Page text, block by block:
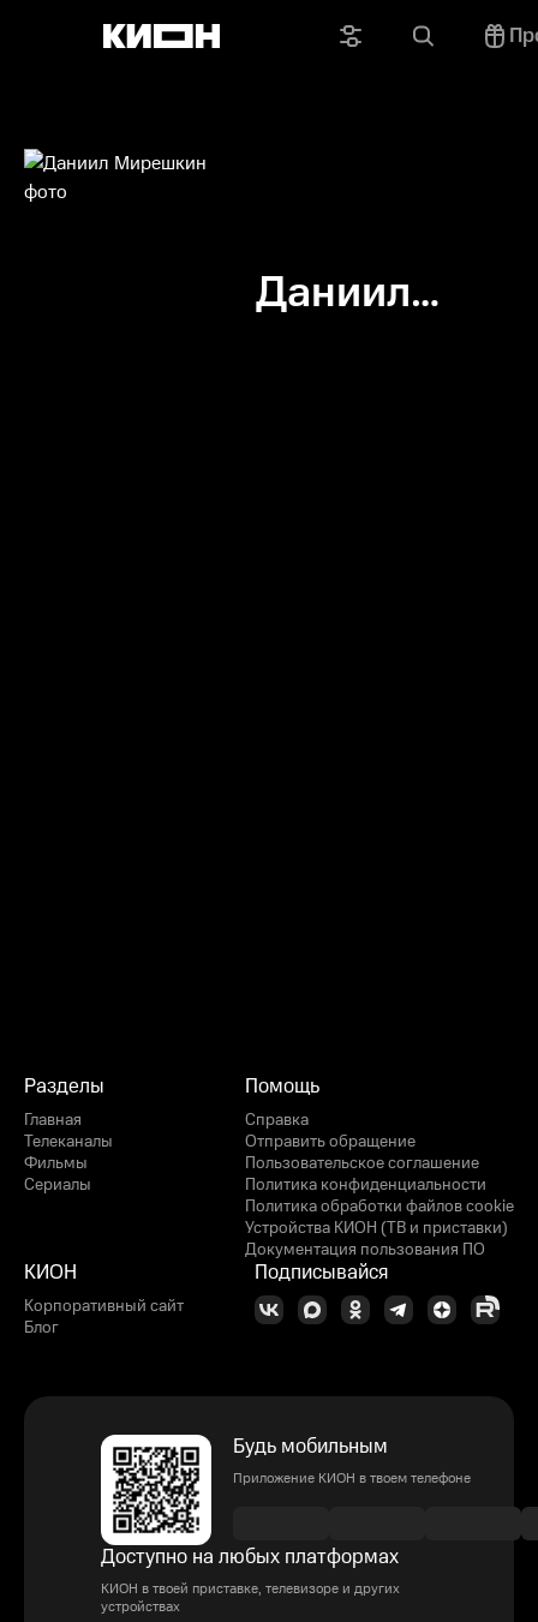
Даниил
Разделы
Главная
Телеканалы
Фильмы
Сериалы
Помощь
Справка
Отправить обращение
Пользовательское соглашение
Политика конфиденциальности
Политика обработки файлов cookie
Устройства КИОН (ТВ и приставки)
Документация пользования ПО
КИОН
Корпоративный сайт
Блог
Подписывайся
Будь мобильным
Приложение КИОН в твоем телефоне
Доступно на любых платформах
КИОН в твоей приставке, телевизоре и других
устройствах